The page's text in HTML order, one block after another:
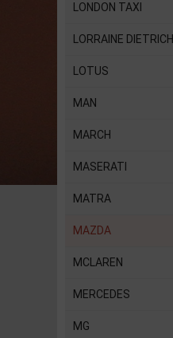
LONDON TAXI
LORRAINE DIETRICH
LOTUS
MAN
MARCH
MASERATI
MATRA
MAZDA
MCLAREN
MERCEDES
MG